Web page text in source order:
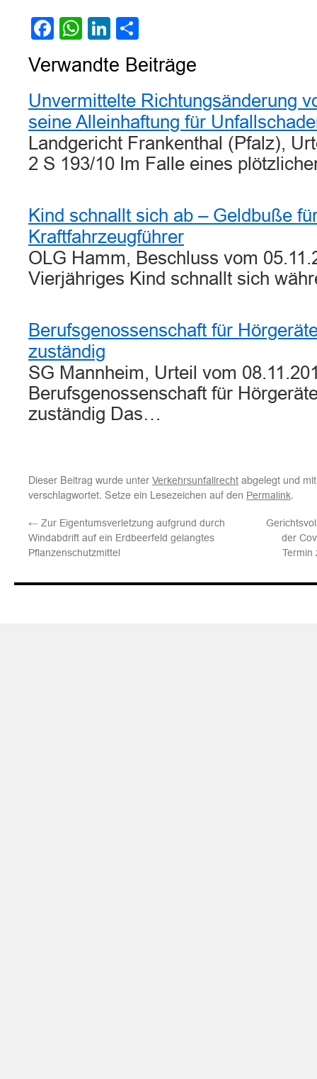
Facebook
WhatsApp
LinkedIn
Verwandte Beiträge
Unvermittelte Richtungsänderung
seine Alleinhaftung für
Landgericht Frankenthal (Pfalz),
2 S 193/10 Im Falle eines
Kind schnallt sich ab – Geldbuße
Kraftfahrzeugführer
OLG Hamm, Beschluss vom
Vierjähriges Kind schnallt sich
Berufsgenossenschaft für
zuständig
SG Mannheim, Urteil vom
Berufsgenossenschaft für
zuständig Das…
Dieser Beitrag wurde unter Verkehrsunfallrecht abgelegt und
verschlagwortet. Setze ein Lesezeichen auf den Permalink.
← Zur Eigentumsverletzung aufgrund durch
Windabdrift auf ein Erdbeerfeld gelangtes
Pflanzenschutzmittel
der
Termin